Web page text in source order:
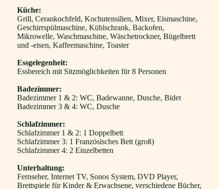
Küche:
Grill, Cerankochfeld, Kochutensilien, Mixer, Eismaschine,
Geschirrspülmaschine, Kühlschrank, Backofen,
Mikrowelle, Waschmaschine, Wäschetrockner, Bügelbrett
und -eisen, Kaffeemaschine, Toaster
Essgelegenheit:
Essbereich mit Sitzmöglichkeiten für 8 Personen
Badezimmer:
Badezimmer 1 & 2: WC, Badewanne, Dusche, Bidet
Badezimmer 3 & 4: WC, Dusche
Schlafzimmer:
Schlafzimmer 1 & 2: 1 Doppelbett
Schlafzimmer 3: 1 Französisches Bett (groß)
Schlafzimmer 4: 2 Einzelbetten
Unterhaltung:
Fernseher, Internet TV, Sonos System, DVD Player,
Brettspiele für Kinder & Erwachsene, verschiedene Bücher,